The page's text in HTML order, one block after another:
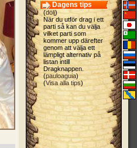
Dagens tips
(dölj)
När du utför drag i ett
parti så kan du välja
vilket parti som
kommer upp därefter
genom att välja ett
lämpligt alternativ på
listan intill
Dragknappen.
(pauloaguia)
(Visa alla tips)